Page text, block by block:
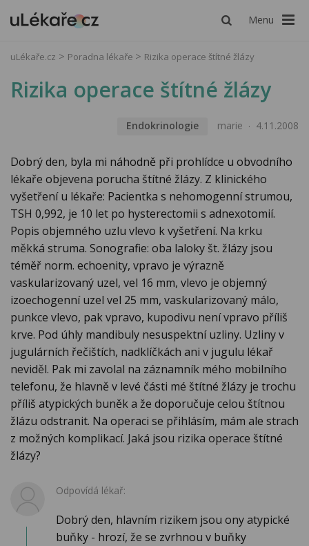
Menu
uLékaře.cz Poradna lékaře Rizika operace štítné žlázy
Rizika operace štítné žlázy
Endokrinologie marie 4.11.2008
Dobrý den, byla mi náhodně při prohlídce u obvodního
lékaře objevena porucha štítné žlázy. Z klinického
vyšetření u lékaře: Pacientka s nehomogenní strumou,
TSH 0,992, je 10 let po hysterectomii s adnexotomií.
Popis objemného uzlu vlevo k vyšetření. Na krku
měkká struma. Sonografie: oba laloky št. žlázy jsou
téměř norm. echoenity, vpravo je výrazně
vaskularizovaný uzel, vel 16 mm, vlevo je objemný
izoechogenní uzel vel 25 mm, vaskularizovaný málo,
punkce vlevo, pak vpravo, kupodivu není vpravo příliš
krve. Pod úhly mandibuly nesuspektní uzliny. Uzliny v
jugulárních řečištích, nadklíčkách ani v jugulu lékař
neviděl. Pak mi zavolal na záznamník mého mobilního
telefonu, že hlavně v levé části mé štítné žlázy je trochu
příliš atypických buněk a že doporučuje celou štítnou
žlázu odstranit. Na operaci se přihlásím, mám ale strach
z možných komplikací. Jaká jsou rizika operace štítné
žlázy?
Odpovídá lékař:
Dobrý den, hlavním rizikem jsou ony atypické
buňky - hrozí, že se zvrhnou v buňky